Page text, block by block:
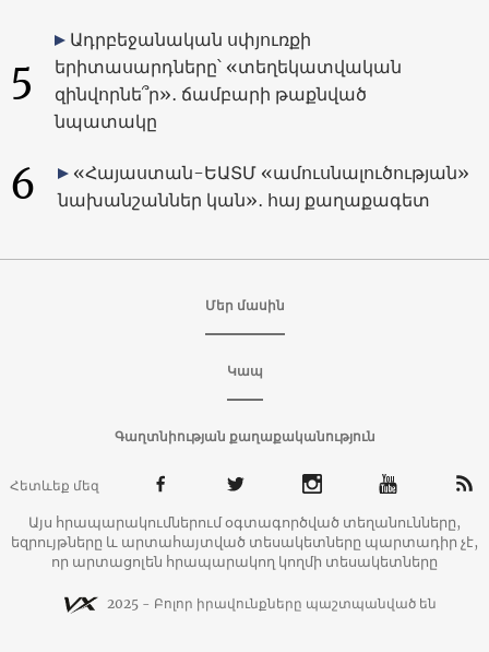
5
Ադրբեջանական սփյուռքի
երիտասարդները՝ «տեղեկատվական
զինվորնե՞ր»․ ճամբարի թաքնված
նպատակը
6
«Հայաստան-ԵԱՏՄ «ամուսնալուծության»
նախանշաններ կան»․ հայ քաղաքագետ
Մեր մասին
Կապ
Գաղտնիության քաղաքականություն
Հետևեք մեզ
Այս հրապարակումներում օգտագործված տեղանունները,
եզրույթները և արտահայտված տեսակետները պարտադիր չէ,
որ արտացոլեն հրապարակող կողմի տեսակետները
2025 - Բոլոր իրավունքները պաշտպանված են